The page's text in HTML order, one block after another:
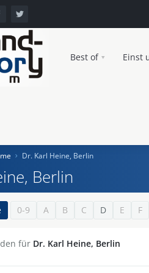
Best of Einst
Dr. Karl Heine, Berlin
Berlin
0-9 A B C D E F
für Dr. Karl Heine, Berlin